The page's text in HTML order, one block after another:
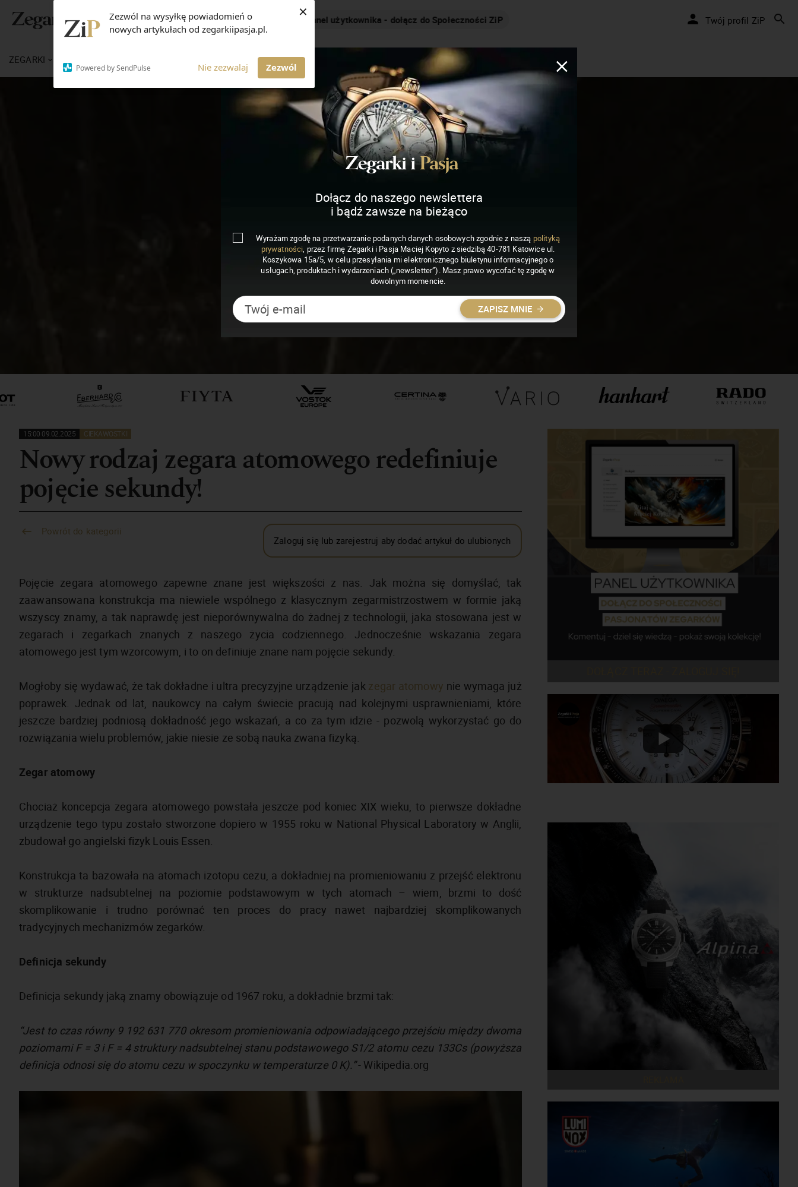
Zezwól na wysyłkę powiadomień o
nowych artykułach od zegarkiipasja.pl.
Powered by SendPulse Nie zezwalaj Zezwól
× Nakręcamy pozytywnie... cały czas! Twój profil ZiP
ZEGARKI MAGAZYN ZEGARKI I PASJA
15:00 09.02.2025 CIEKAWOSTKI
Nowy rodzaj zegara atomowego redefiniuje
pojęcie sekundy!
Powrót do kategorii
Zaloguj się lub zarejestruj aby dodać artykuł do ulubionych
Pojęcie zegara atomowego zapewne znane jest większości z nas. Jak można się domyślać, tak
zaawansowana konstrukcja ma niewiele wspólnego z klasycznym zegarmistrzostwem w formie jaką
wszyscy znamy, a tak naprawdę jest nieporównywalna do żadnej z technologii, jaka stosowana jest w
zegarach i zegarkach znanych z naszego życia codziennego. Jednocześnie wskazania zegara
atomowego jest tym wzorcowym, i to on definiuje znane nam pojęcie sekundy.
Mogłoby się wydawać, że tak dokładne i ultra precyzyjne urządzenie jak zegar atomowy nie wymaga już
poprawek. Jednak od lat, naukowcy na całym świecie pracują nad kolejnymi usprawnieniami, które
jeszcze bardziej podniosą dokładność jego wskazań, a co za tym idzie - pozwolą wykorzystać go do
rozwiązania wielu problemów, jakie niesie ze sobą nauka zwana fizyką.
Zegar atomowy
Chociaż koncepcja zegara atomowego powstała jeszcze pod koniec XIX wieku, to pierwsze dokładne
urządzenie tego typu zostało stworzone dopiero w 1955 roku w National Physical Laboratory w Anglii,
zbudował go angielski fizyk Louis Essen.
Konstrukcja ta bazowała na atomach izotopu cezu, a dokładniej na promieniowaniu z przejść elektronu
w strukturze nadsubtelnej na poziomie podstawowym w tych atomach – wiem, brzmi to dość
skomplikowanie i trudno porównać ten proces do pracy nawet najbardziej skomplikowanych
tradycyjnych mechanizmów zegarków.
Definicja sekundy
Definicja sekundy jaką znamy obowiązuje od 1967 roku, a dokładnie brzmi tak:
“Jest to czas równy 9 192 631 770 okresom promieniowania odpowiadającego przejściu między dwoma
poziomami F = 3 i F = 4 struktury nadsubtelnej stanu podstawowego S1/2 atomu cezu 133Cs (powyższa
definicja odnosi się do atomu cezu w spoczynku w temperaturze 0 K).”- Wikipedia.org
Dołącz do naszego newslettera
i bądź zawsze na bieżąco
Wyrażam zgodę na przetwarzanie podanych danych osobowych zgodnie z naszą polityką
prywatności, przez firmę Zegarki i Pasja Maciej Kopyto z siedzibą 40-781 Katowice ul.
Koszykowa 15a/5, w celu przesyłania mi elektronicznego biuletynu informacyjnego o
usługach, produktach i wydarzeniach („newsletter”). Masz prawo wycofać tę zgodę w
dowolnym momencie.
ZAPISZ MNIE